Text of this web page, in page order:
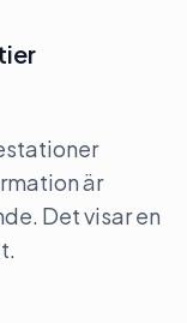
är
Det visar en